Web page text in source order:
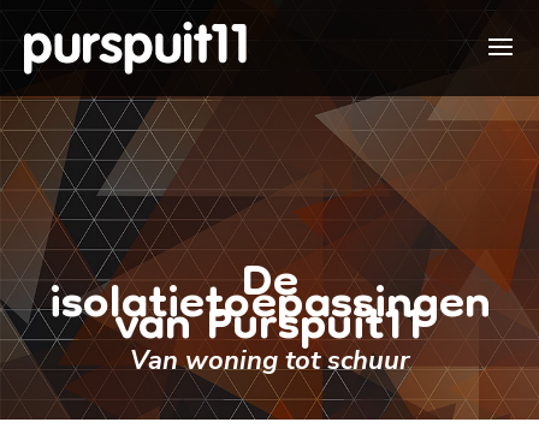
De
isolatietoepassingen
van Purspuit11
Van woning tot schuur